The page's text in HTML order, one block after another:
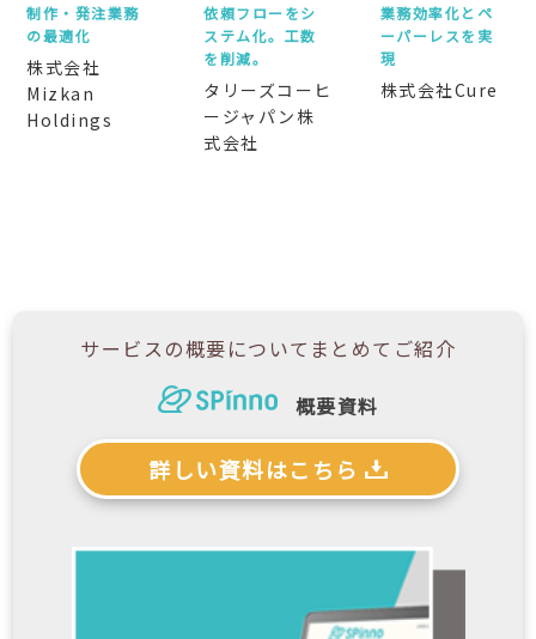
制作・発注業務
の最適化
株式会社
Mizkan
Holdings
依頼フローをシ
ステム化。 工数
を削減。
タリーズコーヒ
ージャパン株
式会社
業務効率化と ペ
ーパーレスを実
現
株式会社Cure
サービスの概要について まとめてご紹介
概要資料
詳しい資料はこちら